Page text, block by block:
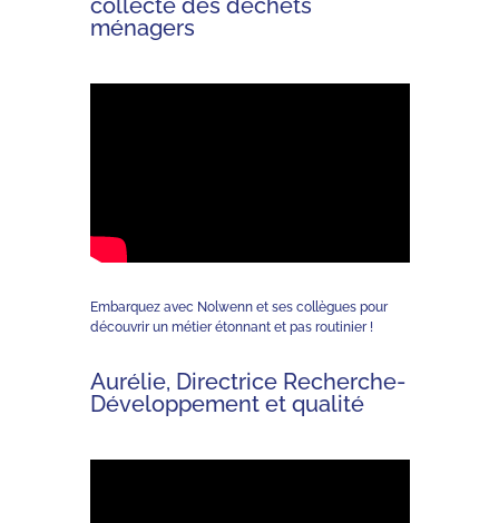
collecte des déchets
ménagers
Embarquez avec Nolwenn et ses collègues pour
découvrir un métier étonnant et pas routinier !
Aurélie, Directrice Recherche-
Développement et qualité